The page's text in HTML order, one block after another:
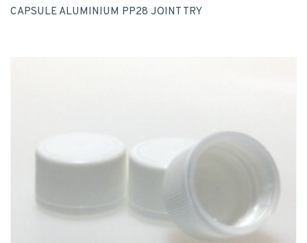
CAPSULE ALUMINIUM PP28 JOINT TRY